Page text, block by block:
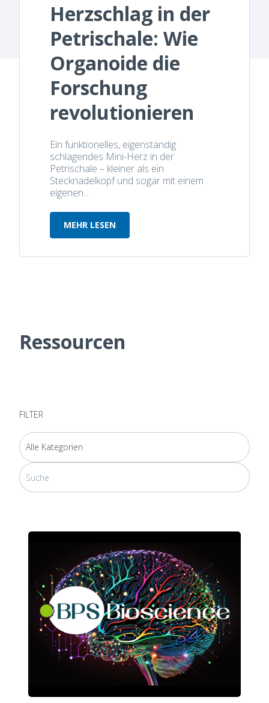
Herzschlag in der
Petrischale: Wie
Organoide die
Forschung
revolutionieren
Ein funktionelles, eigenständig
schlagendes Mini-Herz in der
Petrischale – kleiner als ein
Stecknadelkopf und sogar mit einem
eigenen...
MEHR LESEN
Ressourcen
FILTER
Dies ist ein Suchfeld mit einer automatischen